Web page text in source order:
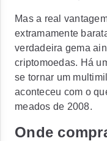
Mas a real
extramamente
verdadeira gema
criptomoedas. Há
se tornar um
aconteceu com o
meados de 2008.
Onde